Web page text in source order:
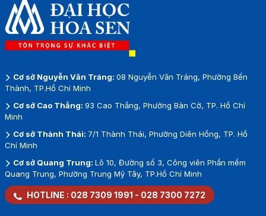
Cơ sở Nguyễn Văn Tráng: 08 Nguyễn Văn Tráng, Phường Bến
Thành, TP.Hồ Chí Minh
Cơ sở Cao Thắng: 93 Cao Thắng, Phường Bàn Cờ, TP. Hồ Chí
Minh
Cơ sở Thành Thái: 7/1 Thành Thái, Phường Diên Hồng, TP. Hồ
Chí Minh
Cơ sở Quang Trung: Lô 10, Đường số 3, Công viên Phần mềm
Quang Trung, Phường Trung Mỹ Tây, TP.Hồ Chí Minh
HOTLINE : 028 7309 1991 - 028 7300 7272